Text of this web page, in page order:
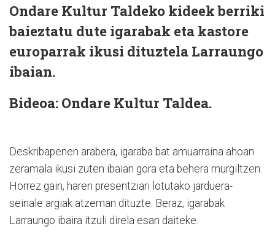
Ondare Kultur Taldeko kideek berriki
baieztatu dute igarabak eta kastore
europarrak ikusi dituztela Larraungo
ibaian.
Bideoa: Ondare Kultur Taldea.
Deskribapenen arabera, igaraba bat amuarraina ahoan
zeramala ikusi zuten ibaian gora eta behera murgiltzen.
Horrez gain, haren presentziari lotutako jarduera-
seinale argiak atzeman dituzte. Beraz, igarabak
Larraungo ibaira itzuli direla esan daiteke.